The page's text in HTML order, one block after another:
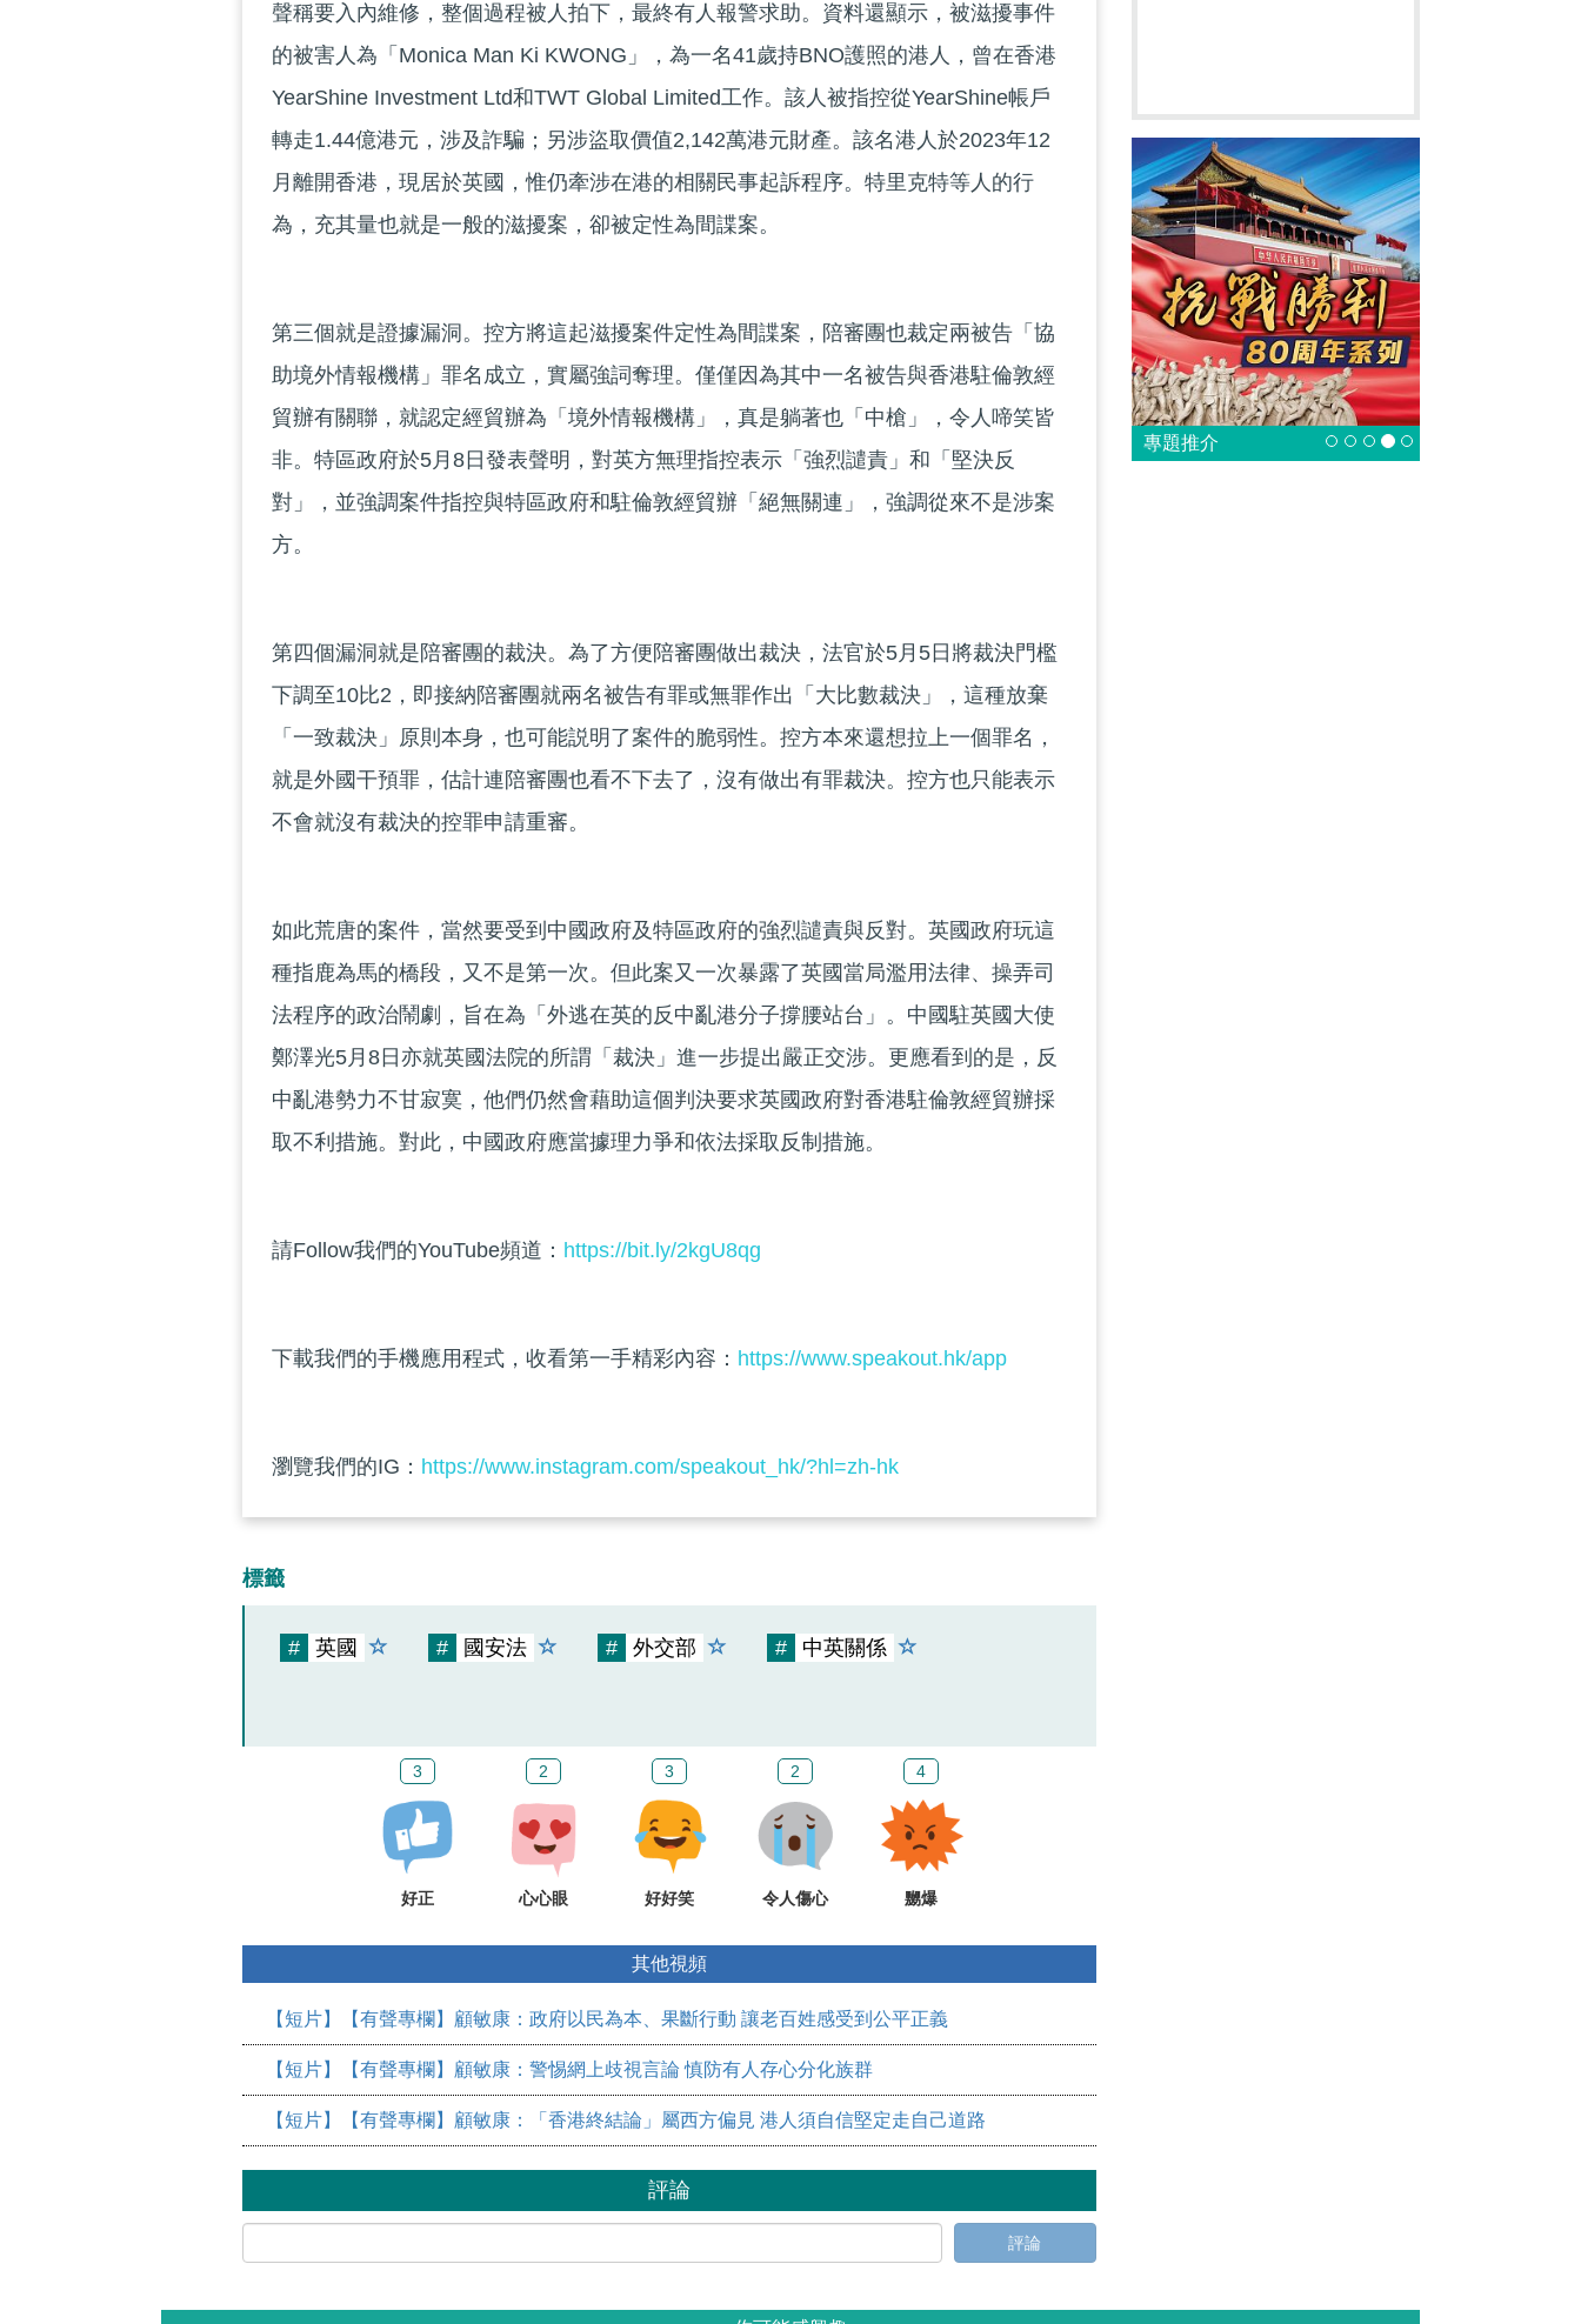
聲稱要入內維修，整個過程被人拍下，最終有人報警求助。資料還顯示，被滋擾事件
的被害人為「Monica Man Ki KWONG」，為一名41歲持BNO護照的港人，曾在香港
YearShine Investment Ltd和TWT Global Limited工作。該人被指控從YearShine帳戶
轉走1.44億港元，涉及詐騙；另涉盜取價值2,142萬港元財產。該名港人於2023年12
月離開香港，現居於英國，惟仍牽涉在港的相關民事起訴程序。特里克特等人的行
為，充其量也就是一般的滋擾案，卻被定性為間諜案。
第三個就是證據漏洞。控方將這起滋擾案件定性為間諜案，陪審團也裁定兩被告「協
助境外情報機構」罪名成立，實屬強詞奪理。僅僅因為其中一名被告與香港駐倫敦經
貿辦有關聯，就認定經貿辦為「境外情報機構」，真是躺著也「中槍」，令人啼笑皆
非。特區政府於5月8日發表聲明，對英方無理指控表示「強烈譴責」和「堅決反
對」，並強調案件指控與特區政府和駐倫敦經貿辦「絕無關連」，強調從來不是涉案
方。
第四個漏洞就是陪審團的裁決。為了方便陪審團做出裁決，法官於5月5日將裁決門檻
下調至10比2，即接納陪審團就兩名被告有罪或無罪作出「大比數裁決」，這種放棄
「一致裁決」原則本身，也可能説明了案件的脆弱性。控方本來還想拉上一個罪名，
就是外國干預罪，估計連陪審團也看不下去了，沒有做出有罪裁決。控方也只能表示
不會就沒有裁決的控罪申請重審。
如此荒唐的案件，當然要受到中國政府及特區政府的強烈譴責與反對。英國政府玩這
種指鹿為馬的橋段，又不是第一次。但此案又一次暴露了英國當局濫用法律、操弄司
法程序的政治鬧劇，旨在為「外逃在英的反中亂港分子撐腰站台」。中國駐英國大使
鄭澤光5月8日亦就英國法院的所謂「裁決」進一步提出嚴正交涉。更應看到的是，反
中亂港勢力不甘寂寞，他們仍然會藉助這個判決要求英國政府對香港駐倫敦經貿辦採
取不利措施。對此，中國政府應當據理力爭和依法採取反制措施。
請Follow我們的YouTube頻道： https://bit.ly/2kgU8qg
下載我們的手機應用程式，收看第一手精彩內容： https://www.speakout.hk/app
瀏覽我們的IG： https://www.instagram.com/speakout_hk/?hl=zh-hk
標籤
# 英國 # 國安法 # 外交部 # 中英關係
3
好正
2
心心眼
3
好好笑
2
令人傷心
4
嬲爆
其他視頻
【短片】【有聲專欄】顧敏康：​政府以民為本、果斷行動 讓老百姓感受到公平正義
【短片】【有聲專欄】顧敏康：警惕網上歧視言論 慎防有人存心分化族群
【短片】【有聲專欄】顧敏康：「香港終結論」屬西方偏見 港人須自信堅定走自己道路
評論
評論
專題推介